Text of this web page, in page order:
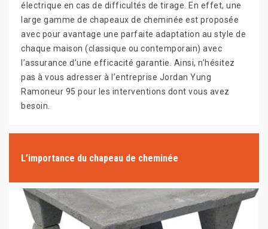
électrique en cas de difficultés de tirage. En effet, une
large gamme de chapeaux de cheminée est proposée
avec pour avantage une parfaite adaptation au style de
chaque maison (classique ou contemporain) avec
l’assurance d’une efficacité garantie. Ainsi, n’hésitez
pas à vous adresser à l’entreprise Jordan Yung
Ramoneur 95 pour les interventions dont vous avez
besoin.
L’importance du chapeau de cheminée